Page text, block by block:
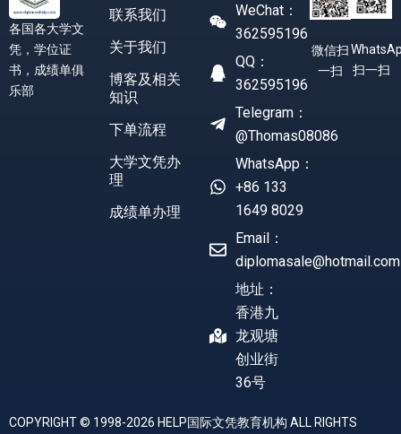
各国各大学文
凭，学位证
书，成绩单俱
乐部
联系我们
关于我们
博客及相关
知识
下单流程
大学文凭办
理
成绩单办理
WeChat：
362595196
QQ：
362595196
Telegram：
@Thomas08086
WhatsApp：
+86 133
1649 8029
Email：
diplomasale@hotmail.com
地址：
香港九
龙观塘
创业街
36号
微信扫
一扫
扫一扫
COPYRIGHT © 1998-2026 HELP国际文凭教育机构 ALL RIGHTS